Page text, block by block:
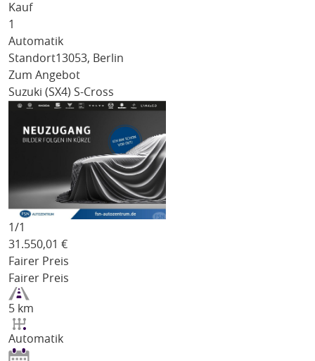
Kauf
1
Automatik
Standort13053, Berlin
Zum Angebot
Suzuki (SX4) S-Cross
1/1
31.550,01 €
Fairer Preis
Fairer Preis
5 km
Automatik